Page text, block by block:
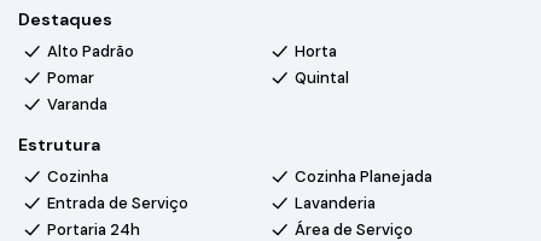
✔️ Academia equipada e academia ao ar livre
✔️ Quadra de tênis
✔️ Quadra de areia para vôlei e beach tênis
✔️ Campo de futebol
✔️ Playground
✔️ Pista de caminhada
✔️ Quiosque com churrasqueira
Destaques
Alto Padrão
Horta
Pomar
Quintal
Varanda
Estrutura
Cozinha
Cozinha Planejada
Entrada de Serviço
Lavanderia
Portaria 24h
Área de Serviço